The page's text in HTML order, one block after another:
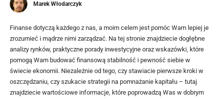
Marek Włodarczyk
Finanse dotyczą każdego z nas, a moim celem jest pomóc Wam lepiej je
zrozumieć i mądrze nimi zarządzać. Na tej stronie znajdziecie dogłębne
analizy rynków, praktyczne porady inwestycyjne oraz wskazówki, które
pomogą Wam budować finansową stabilność i pewność siebie w
świecie ekonomii. Niezależnie od tego, czy stawiacie pierwsze kroki w
oszczędzaniu, czy szukacie strategii na pomnażanie kapitału – tutaj
znajdziecie wartościowe informacje, które poprowadzą Was w dobrym